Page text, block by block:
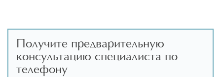
Получите предварительную
консультацию специалиста по
телефону